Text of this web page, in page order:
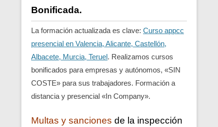
Bonificada.
La formación actualizada es clave: Curso appcc
presencial en Valencia, Alicante, Castellón,
Albacete, Murcia, Teruel. Realizamos cursos
bonificados para empresas y autónomos, «SIN
COSTE» para sus trabajadores. Formación a
distancia y presencial «In Company».
Multas y sanciones de la inspección